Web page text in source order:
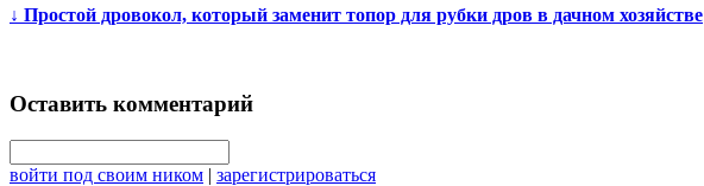
↓ Простой дровокол, который заменит топор для рубки дров в дачном хозяйстве
Оставить комментарий
войти под своим ником | зарегистрироваться